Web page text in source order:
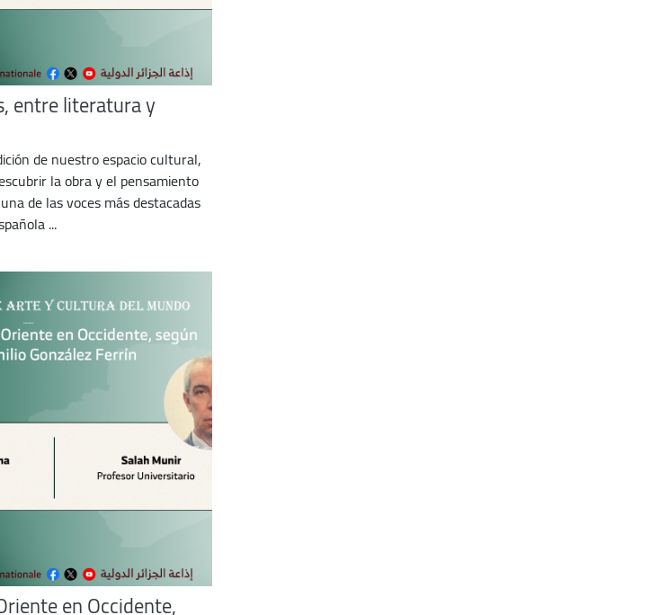
entre literatura y
de nuestro espacio cultural,
la obra y el pensamiento
de las voces más destacadas
...
en Occidente,